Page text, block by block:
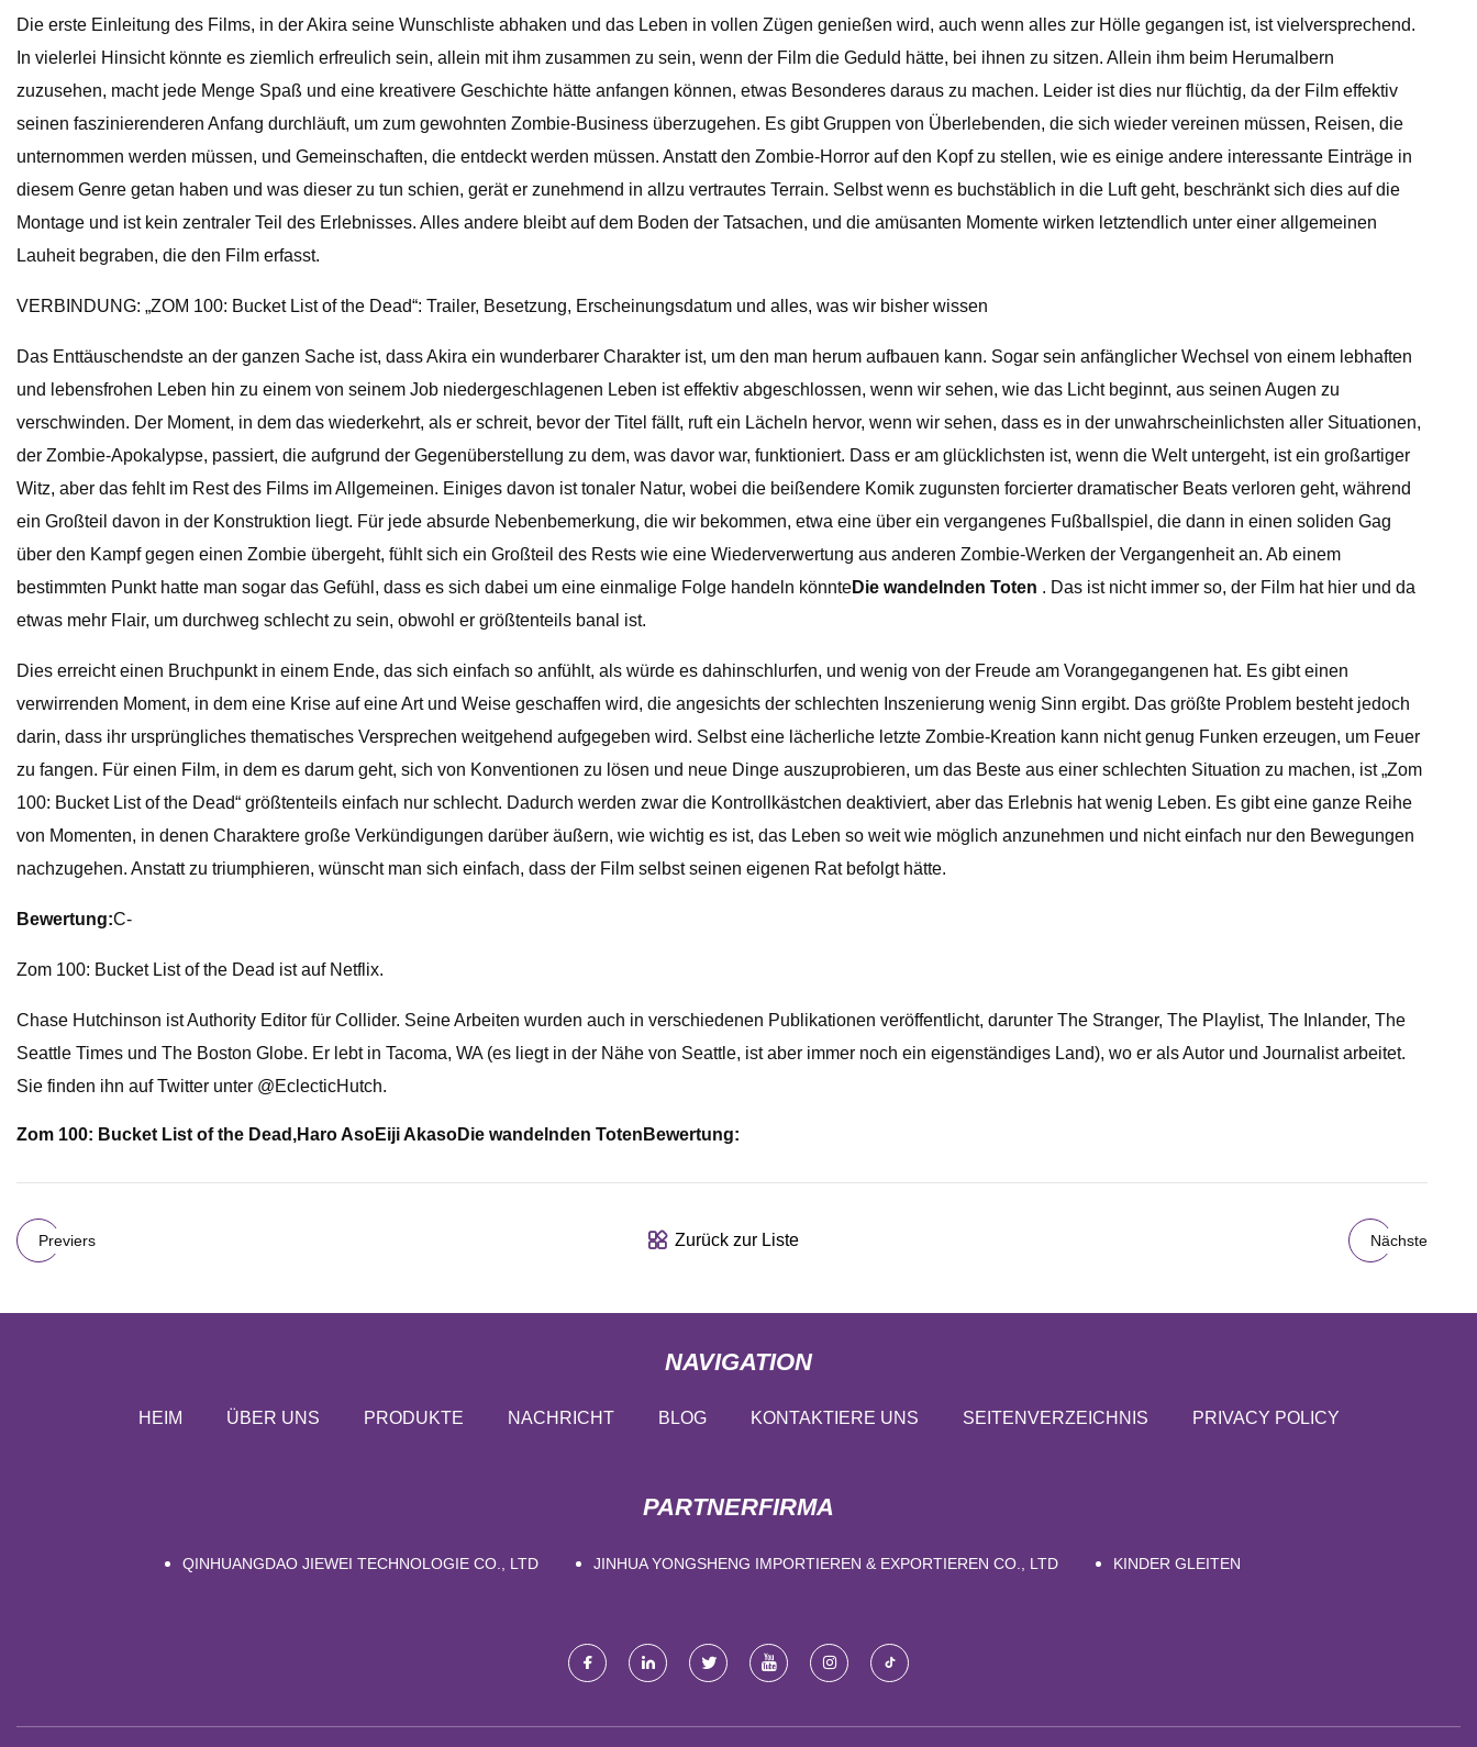
Die erste Einleitung des Films, in der Akira seine Wunschliste abhaken und das Leben in vollen Zügen genießen wird, auch wenn alles zur Hölle gegangen ist, ist vielversprechend.
In vielerlei Hinsicht könnte es ziemlich erfreulich sein, allein mit ihm zusammen zu sein, wenn der Film die Geduld hätte, bei ihnen zu sitzen. Allein ihm beim Herumalbern
zuzusehen, macht jede Menge Spaß und eine kreativere Geschichte hätte anfangen können, etwas Besonderes daraus zu machen. Leider ist dies nur flüchtig, da der Film effektiv
seinen faszinierenderen Anfang durchläuft, um zum gewohnten Zombie-Business überzugehen. Es gibt Gruppen von Überlebenden, die sich wieder vereinen müssen, Reisen, die
unternommen werden müssen, und Gemeinschaften, die entdeckt werden müssen. Anstatt den Zombie-Horror auf den Kopf zu stellen, wie es einige andere interessante Einträge in
diesem Genre getan haben und was dieser zu tun schien, gerät er zunehmend in allzu vertrautes Terrain. Selbst wenn es buchstäblich in die Luft geht, beschränkt sich dies auf die
Montage und ist kein zentraler Teil des Erlebnisses. Alles andere bleibt auf dem Boden der Tatsachen, und die amüsanten Momente wirken letztendlich unter einer allgemeinen
Lauheit begraben, die den Film erfasst.
VERBINDUNG: „ZOM 100: Bucket List of the Dead“: Trailer, Besetzung, Erscheinungsdatum und alles, was wir bisher wissen
Das Enttäuschendste an der ganzen Sache ist, dass Akira ein wunderbarer Charakter ist, um den man herum aufbauen kann. Sogar sein anfänglicher Wechsel von einem lebhaften
und lebensfrohen Leben hin zu einem von seinem Job niedergeschlagenen Leben ist effektiv abgeschlossen, wenn wir sehen, wie das Licht beginnt, aus seinen Augen zu
verschwinden. Der Moment, in dem das wiederkehrt, als er schreit, bevor der Titel fällt, ruft ein Lächeln hervor, wenn wir sehen, dass es in der unwahrscheinlichsten aller Situationen,
der Zombie-Apokalypse, passiert, die aufgrund der Gegenüberstellung zu dem, was davor war, funktioniert. Dass er am glücklichsten ist, wenn die Welt untergeht, ist ein großartiger
Witz, aber das fehlt im Rest des Films im Allgemeinen. Einiges davon ist tonaler Natur, wobei die beißendere Komik zugunsten forcierter dramatischer Beats verloren geht, während
ein Großteil davon in der Konstruktion liegt. Für jede absurde Nebenbemerkung, die wir bekommen, etwa eine über ein vergangenes Fußballspiel, die dann in einen soliden Gag
über den Kampf gegen einen Zombie übergeht, fühlt sich ein Großteil des Rests wie eine Wiederverwertung aus anderen Zombie-Werken der Vergangenheit an. Ab einem
bestimmten Punkt hatte man sogar das Gefühl, dass es sich dabei um eine einmalige Folge handeln könnteDie wandelnden Toten . Das ist nicht immer so, der Film hat hier und da
etwas mehr Flair, um durchweg schlecht zu sein, obwohl er größtenteils banal ist.
Dies erreicht einen Bruchpunkt in einem Ende, das sich einfach so anfühlt, als würde es dahinschlurfen, und wenig von der Freude am Vorangegangenen hat. Es gibt einen
verwirrenden Moment, in dem eine Krise auf eine Art und Weise geschaffen wird, die angesichts der schlechten Inszenierung wenig Sinn ergibt. Das größte Problem besteht jedoch
darin, dass ihr ursprüngliches thematisches Versprechen weitgehend aufgegeben wird. Selbst eine lächerliche letzte Zombie-Kreation kann nicht genug Funken erzeugen, um Feuer
zu fangen. Für einen Film, in dem es darum geht, sich von Konventionen zu lösen und neue Dinge auszuprobieren, um das Beste aus einer schlechten Situation zu machen, ist „Zom ​​
100: Bucket List of the Dead“ größtenteils einfach nur schlecht. Dadurch werden zwar die Kontrollkästchen deaktiviert, aber das Erlebnis hat wenig Leben. Es gibt eine ganze Reihe
von Momenten, in denen Charaktere große Verkündigungen darüber äußern, wie wichtig es ist, das Leben so weit wie möglich anzunehmen und nicht einfach nur den Bewegungen
nachzugehen. Anstatt zu triumphieren, wünscht man sich einfach, dass der Film selbst seinen eigenen Rat befolgt hätte.
Bewertung:C-
Zom 100: Bucket List of the Dead ist auf Netflix.
Chase Hutchinson ist Authority Editor für Collider. Seine Arbeiten wurden auch in verschiedenen Publikationen veröffentlicht, darunter The Stranger, The Playlist, The Inlander, The
Seattle Times und The Boston Globe. Er lebt in Tacoma, WA (es liegt in der Nähe von Seattle, ist aber immer noch ein eigenständiges Land), wo er als Autor und Journalist arbeitet.
Sie finden ihn auf Twitter unter @EclecticHutch.
Zom 100: Bucket List of the Dead,Haro AsoEiji AkasoDie wandelnden Toten Bewertung:
Previers Zurück zur Liste Nächste
NAVIGATION
HEIM ÜBER UNS PRODUKTE NACHRICHT BLOG KONTAKTIERE UNS SEITENVERZEICHNIS PRIVACY POLICY
PARTNERFIRMA
QINHUANGDAO JIEWEI TECHNOLOGIE CO., LTD JINHUA YONGSHENG IMPORTIEREN & EXPORTIEREN CO., LTD KINDER GLEITEN